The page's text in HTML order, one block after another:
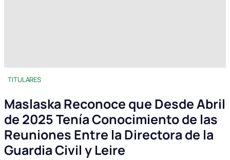
TITULARES
Maslaska Reconoce que Desde Abril
de 2025 Tenía Conocimiento de las
Reuniones Entre la Directora de la
Guardia Civil y Leire